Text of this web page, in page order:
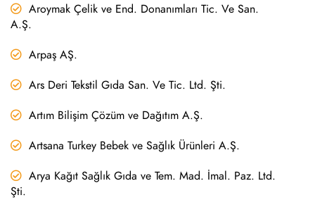
Aroymak Çelik ve End. Donanımları Tic. Ve San.
A.Ş.
Arpaş AŞ.
Ars Deri Tekstil Gıda San. Ve Tic. Ltd. Şti.
Artım Bilişim Çözüm ve Dağıtım A.Ş.
Artsana Turkey Bebek ve Sağlık Ürünleri A.Ş.
Arya Kağıt Sağlık Gıda ve Tem. Mad. İmal. Paz. Ltd.
Şti.